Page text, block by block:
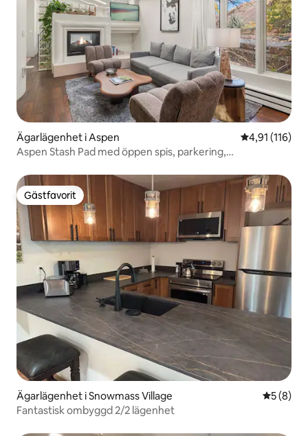
Ägarlägenhet i Aspen 4,91 av 5 i
4,91 (116)
Aspen Stash Pad med öppen spis, parkering,
Gästfavorit
Gästfavorit
Ägarlägenhet i Snowmass Village 5 av 5 i
5 (8)
Fantastisk ombyggd 2/2 lägenhet